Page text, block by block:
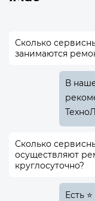
Сколько
занимаются
В
Сколько
осуществляют
круглосуточно?
Есть